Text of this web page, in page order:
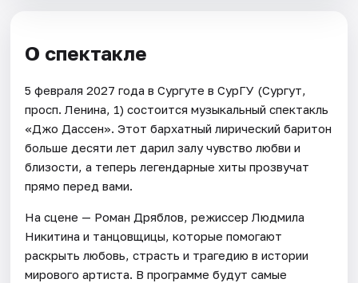
О спектакле
5 февраля 2027 года в Сургуте в СурГУ (Сургут,
просп. Ленина, 1) состоится музыкальный спектакль
«Джо Дассен». Этот бархатный лирический баритон
больше десяти лет дарил залу чувство любви и
близости, а теперь легендарные хиты прозвучат
прямо перед вами.
На сцене — Роман Дряблов, режиссер Людмила
Никитина и танцовщицы, которые помогают
раскрыть любовь, страсть и трагедию в истории
мирового артиста. В программе будут самые